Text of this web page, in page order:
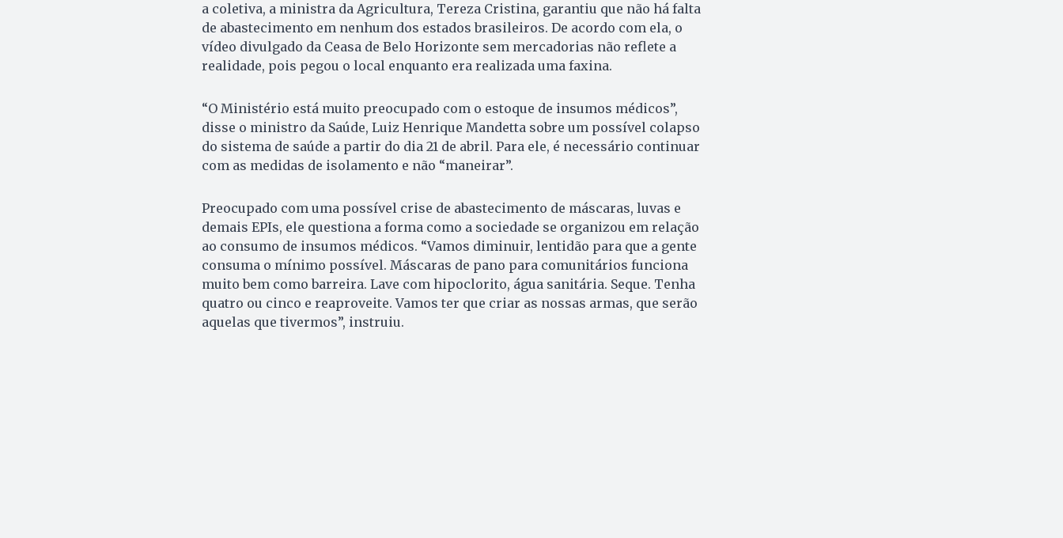
a coletiva, a ministra da Agricultura, Tereza Cristina, garantiu que não há falta
de abastecimento em nenhum dos estados brasileiros. De acordo com ela, o
vídeo divulgado da Ceasa de Belo Horizonte sem mercadorias não reflete a
realidade, pois pegou o local enquanto era realizada uma faxina.
“O Ministério está muito preocupado com o estoque de insumos médicos”,
disse o ministro da Saúde, Luiz Henrique Mandetta sobre um possível colapso
do sistema de saúde a partir do dia 21 de abril. Para ele, é necessário continuar
com as medidas de isolamento e não “maneirar”.
Preocupado com uma possível crise de abastecimento de máscaras, luvas e
demais EPIs, ele questiona a forma como a sociedade se organizou em relação
ao consumo de insumos médicos. “Vamos diminuir, lentidão para que a gente
consuma o mínimo possível. Máscaras de pano para comunitários funciona
muito bem como barreira. Lave com hipoclorito, água sanitária. Seque. Tenha
quatro ou cinco e reaproveite. Vamos ter que criar as nossas armas, que serão
aquelas que tivermos”, instruiu.